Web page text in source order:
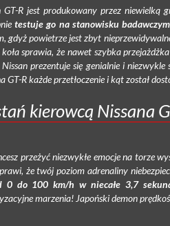
GT-R jest produkowany przez niewielką
testuje go na stanowisku
gdyż powietrze jest zbyt
sprawia, że nawet szybka
prezentuje się genialnie i
GT-R każde przetłoczenie i kąt został
kierowcą Nissana
przeżyć niezwykłe emocje na torze
że twój poziom adrenaliny
0 do 100 km/h w niecałe 3,7
marzenia! Japoński demon